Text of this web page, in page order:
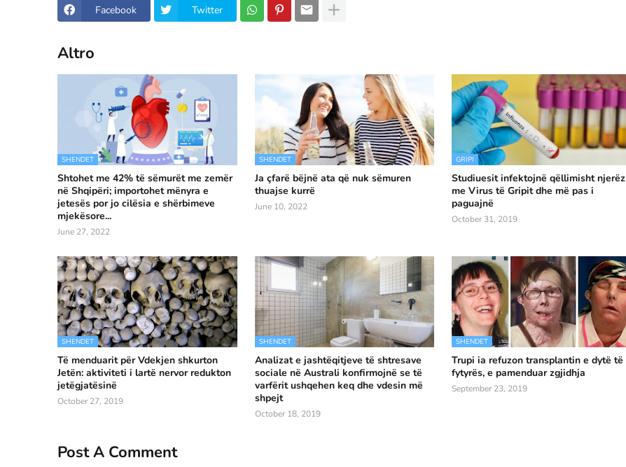
Facebook Twitter
Altro
SHENDET
Shtohet me 42% të sëmurët me zemër
në Shqipëri; importohet mënyra e
jetesës por jo cilësia e shërbimeve
mjekësore...
June 27, 2022
SHENDET
Ja çfarë bëjnë ata që nuk sëmuren
thuajse kurrë
June 10, 2022
GRIPI
Studiuesit infektojnë qëllimisht njerëz
me Virus të Gripit dhe më pas i
paguajnë
October 31, 2019
SHENDET
Të menduarit për Vdekjen shkurton
Jetën: aktiviteti i lartë nervor redukton
jetëgjatësinë
October 27, 2019
SHENDET
Analizat e jashtëqitjeve të shtresave
sociale në Australi konfirmojnë se të
varfërit ushqehen keq dhe vdesin më
shpejt
October 18, 2019
SHENDET
Trupi ia refuzon transplantin e dytë të
fytyrës, e pamenduar zgjidhja
September 23, 2019
Post A Comment